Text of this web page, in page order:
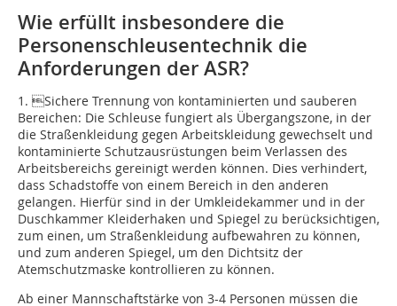
Wie erfüllt insbesondere die
Personenschleusentechnik die
Anforderungen der ASR?
1. Sichere Trennung von kontaminierten und sauberen
Bereichen: Die Schleuse fungiert als Übergangszone, in der
die Straßenkleidung gegen Arbeitskleidung gewechselt und
kontaminierte Schutzausrüstungen beim Verlassen des
Arbeitsbereichs gereinigt werden können. Dies verhindert,
dass Schadstoffe von einem Bereich in den anderen
gelangen. Hierfür sind in der Umkleidekammer und in der
Duschkammer Kleiderhaken und Spiegel zu berücksichtigen,
zum einen, um Straßenkleidung aufbewahren zu können,
und zum anderen Spiegel, um den Dichtsitz der
Atemschutzmaske kontrollieren zu können.
Ab einer Mannschaftstärke von 3-4 Personen müssen die